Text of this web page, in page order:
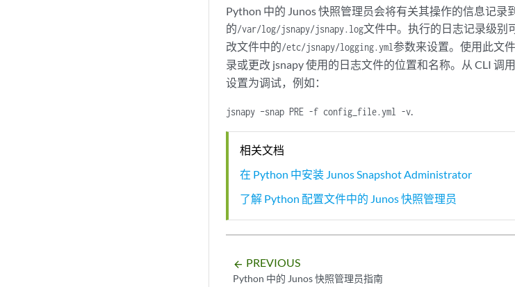
Python 中的 Junos 快照管理员会将有关其操作的信息记录
的/var/log/jsnapy/jsnapy.log文件中。执行的日志记录级别
改文件中的/etc/jsnapy/logging.yml参数来设置。使用此文
录或更改 jsnapy 使用的日志文件的位置和名称。从 CLI 调
设置为调试，例如：
jsnapy –snap PRE -f config_file.yml -v.
相关文档
在 Python 中安装 Junos Snapshot Administrator
了解 Python 配置文件中的 Junos 快照管理员
arrow_backward PREVIOUS
Python 中的 Junos 快照管理员指南